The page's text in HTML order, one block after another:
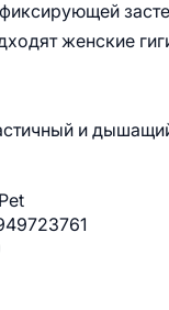
женские
и